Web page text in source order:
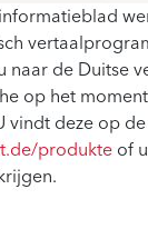
naar de Duitse
op het
vindt deze op
produkteof